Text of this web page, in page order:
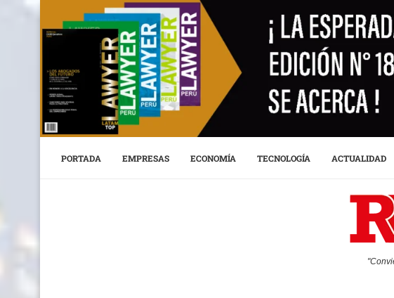
PORTADA EMPRESAS ECONOMÍA TECNOLOGÍA ACTUALIDAD